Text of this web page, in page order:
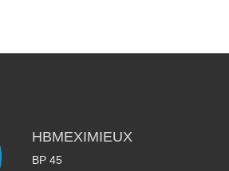
HBMEXIMIEUX
BP 45